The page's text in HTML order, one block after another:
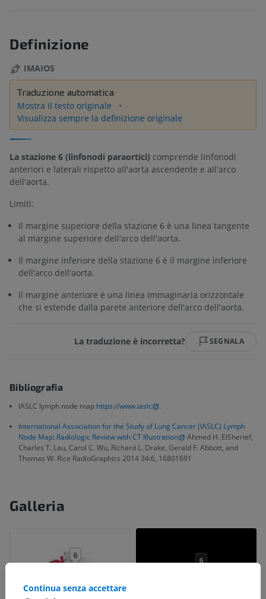
Definizione
IMAIOS
Traduzione automatica
Mostra il testo originale
Visualizza sempre la definizione originale
La stazione 6 (linfonodi paraortici) comprende linfonodi
anteriori e laterali rispetto all'aorta ascendente e all'arco
dell'aorta.
Limiti:
Il margine superiore della stazione 6 è una linea tangente
al margine superiore dell'arco dell'aorta.
Il margine inferiore della stazione 6 è il margine inferiore
dell'arco dell'aorta.
Il margine anteriore è una linea immaginaria orizzontale
che si estende dalla parete anteriore dell'arco dell'aorta.
La traduzione è incorretta? SEGNALA
Bibliografia
IASLC lymph node map https://www.iaslc
.
International Association for the Study of Lung Cancer (IASLC) Lymph
Node Map: Radiologic Review with CT Illustration
Ahmed H. ElSherief,
Charles T. Lau, Carol C. Wu, Richard L. Drake, Gerald F. Abbott, and
Thomas W. Rice RadioGraphics 2014 34:6, 16801691
Galleria
Continua senza accettare